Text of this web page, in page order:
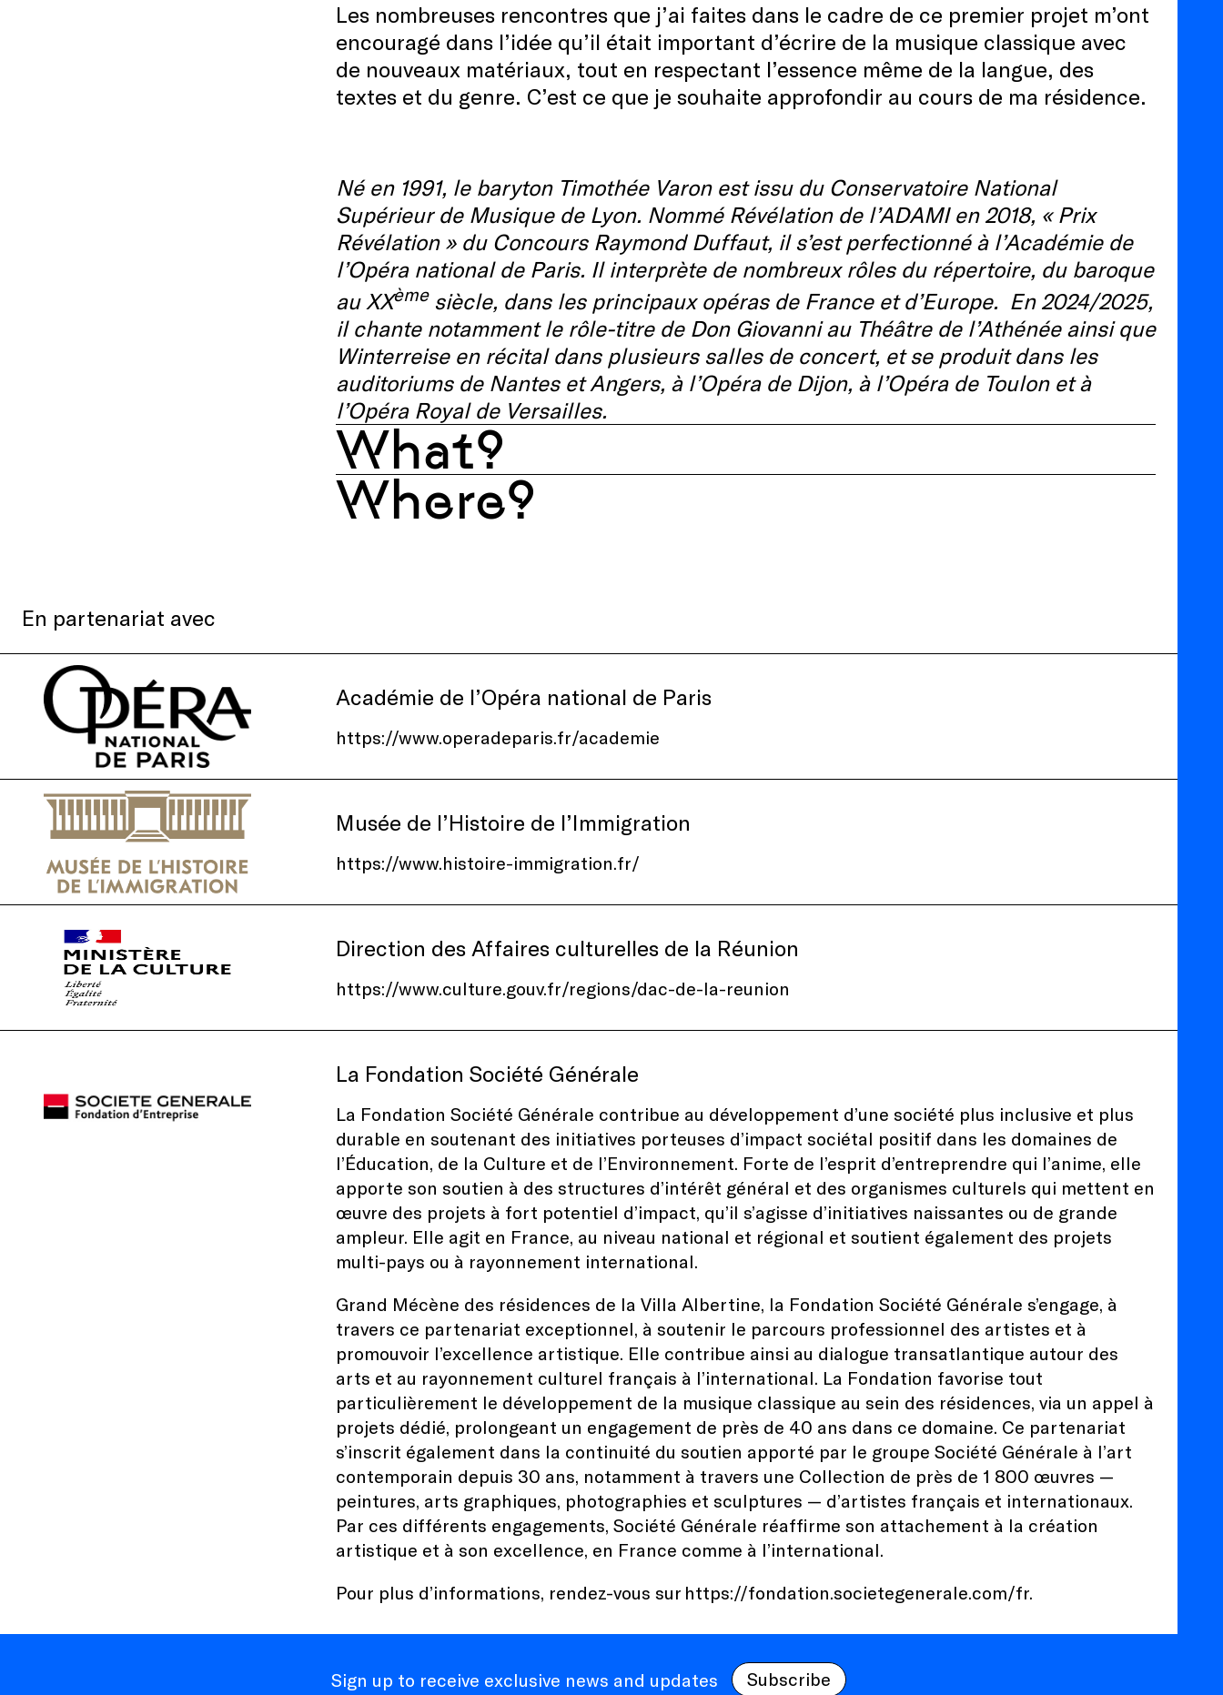
Les nombreuses rencontres que j’ai faites dans le cadre de ce premier projet m’ont
encouragé dans l’idée qu’il était important d’écrire de la musique classique avec
de nouveaux matériaux, tout en respectant l’essence même de la langue, des
textes et du genre. C’est ce que je souhaite approfondir au cours de ma résidence.
Né en 1991, le baryton Timothée Varon est issu du Conservatoire National
Supérieur de Musique de Lyon. Nommé Révélation de l’ADAMI en 2018, «Prix
Révélation » du Concours Raymond Duffaut, il s’est perfectionné à l’Académie de
l’Opéra national de Paris. Il interprète de nombreux rôles du répertoire, du baroque
au XXèmesiècle, dans les principaux opéras de France et d’Europe. En 2024/2025,
il chante notamment le rôle-titre de Don Giovanni au Théâtre de l’Athénée ainsi que
Winterreise en récital dans plusieurs salles de concert, et se produit dans les
auditoriums de Nantes et Angers, à l’Opéra de Dijon, à l’Opéra de Toulon et à
l’Opéra Royal de Versailles.
What?
Where?
En partenariat avec
Académie de l’Opéra national de Paris
https://www.operadeparis.fr/academie
Musée de l’Histoire de l’Immigration
https://www.histoire-immigration.fr/
Direction des Affaires culturelles de la Réunion
https://www.culture.gouv.fr/regions/dac-de-la-reunion
La Fondation Société Générale
La Fondation Société Générale contribue au développement d’une société plus inclusive et plus
durable en soutenant des initiatives porteuses d’impact sociétal positif dans les domaines de
l’Éducation, de la Culture et de l’Environnement. Forte de l’esprit d’entreprendre qui l’anime, elle
apporte son soutien à des structures d’intérêt général et des organismes culturels qui mettent en
œuvre des projets à fort potentiel d’impact, qu’il s’agisse d’initiatives naissantes ou de grande
ampleur. Elle agit en France, au niveau national et régional et soutient également des projets
multi-pays ou à rayonnement international.
Grand Mécène des résidences de la Villa Albertine, la Fondation Société Générale s’engage, à
travers ce partenariat exceptionnel, à soutenir le parcours professionnel des artistes et à
promouvoir l’excellence artistique. Elle contribue ainsi au dialogue transatlantique autour des
arts et au rayonnement culturel français à l’international. La Fondation favorise tout
particulièrement le développement de la musique classique au sein des résidences, via un appel à
projets dédié, prolongeant un engagement de près de 40 ans dans ce domaine. Ce partenariat
s’inscrit également dans la continuité du soutien apporté par le groupe Société Générale à l’art
contemporain depuis 30 ans, notamment à travers une Collection de près de 1 800 œuvres —
peintures, arts graphiques, photographies et sculptures — d’artistes français et internationaux.
Par ces différents engagements, Société Générale réaffirme son attachement à la création
artistique et à son excellence, en France comme à l’international.
Pour plus d’informations, rendez-vous sur https://fondation.societegenerale.com/fr.
Sign up to receive exclusive news and updates Subscribe